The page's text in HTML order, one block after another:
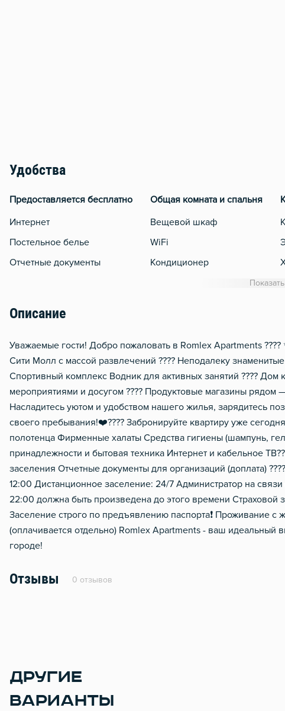
Удобства
Предоставляется бесплатно
Интернет
Постельное белье
Отчетные документы
Общая комната и спальня
Вещевой шкаф
WiFi
Кондиционер
Отопление
Балкон
Описание
Уважаемые гости! Добро пожаловать в Romlex Apartments
Сити Молл с массой развлечений ???? Неподалеку
Спортивный комплекс Водник для активных занятий ???? Дом
мероприятиями и досугом ???? Продуктовые магазины рядом
Насладитесь уютом и удобством нашего жилья, зарядитесь
своего пребывания!❤️‍???? Забронируйте квартиру уже
полотенца Фирменные халаты Средства гигиены (шампунь,
принадлежности и бытовая техника Интернет и кабельное
заселения Отчетные документы для организаций (доплата)
12:00 Дистанционное заселение: 24/7 Администратор на
22:00 должна быть произведена до этого времени Страховой
Заселение строго по предъявлению паспорта❗ Проживание с
(оплачивается отдельно) Romlex Apartments - ваш идеальный
городе!
Отзывы 0 отзывов
ДРУГИЕ
ВАРИАНТЫ